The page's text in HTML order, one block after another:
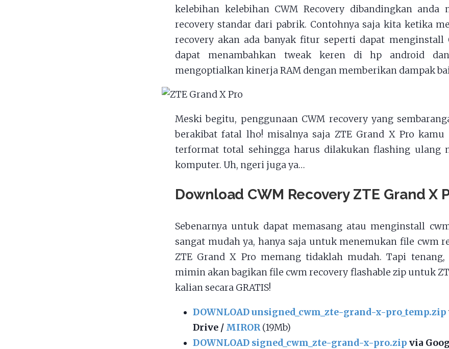
kelebihan kelebihan CWM Recovery dibandingkan anda
recovery standar dari pabrik. Contohnya saja kita ketika
recovery akan ada banyak fitur seperti dapat menginstall
dapat menambahkan tweak keren di hp android
mengoptialkan kinerja RAM dengan memberikan dampak
Meski begitu, penggunaan CWM recovery yang
berakibat fatal lho! misalnya saja ZTE Grand X Pro kamu
terformat total sehingga harus dilakukan flashing ulang
komputer. Uh, ngeri juga ya…
Download CWM Recovery ZTE Grand X
Sebenarnya untuk dapat memasang atau menginstall
sangat mudah ya, hanya saja untuk menemukan file cwm
ZTE Grand X Pro memang tidaklah mudah. Tapi
mimin akan bagikan file cwm recovery flashable zip untuk
kalian secara GRATIS!
DOWNLOAD unsigned_cwm_zte-grand-x-pro_temp.zip
Drive / MIROR(19Mb)
DOWNLOAD signed_cwm_zte-grand-x-pro.zip via